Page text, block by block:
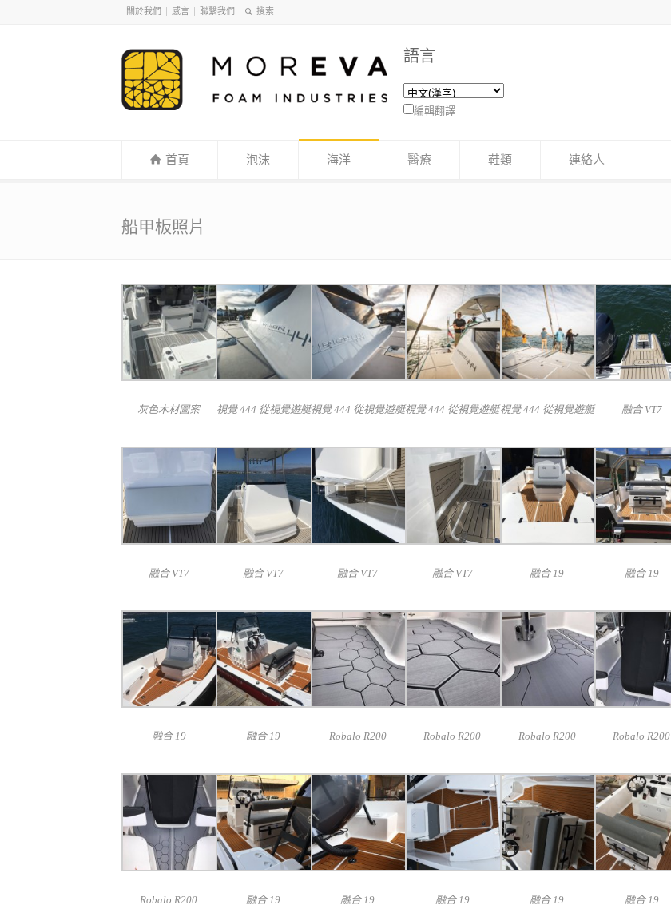
關於我們 感言 聯繫我們
語言
編輯翻譯
首頁 泡沫 海洋 醫療 鞋類 連絡人
船甲板照片
灰色木材圖案 視覺 444 從視覺遊艇視覺 444 從視覺遊艇視覺 444 從視覺遊艇視覺 444 從視覺遊艇 融合 VT7
融合 VT7 融合 VT7 融合 VT7 融合 VT7 融合 19 融合 19
融合 19 融合 19 Robalo R200 Robalo R200 Robalo R200 Robalo R200
Robalo R200 融合 19 融合 19 融合 19 融合 19 融合 19